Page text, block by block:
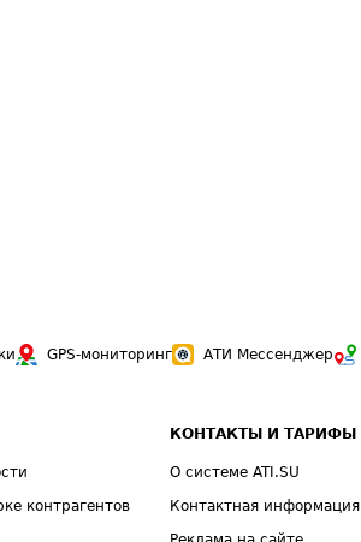
GPS-мониторинг АТИ Мессенджер
контрагентов
КОНТАКТЫ И ТАРИФЫ
О системе ATI.SU
Контактная информация